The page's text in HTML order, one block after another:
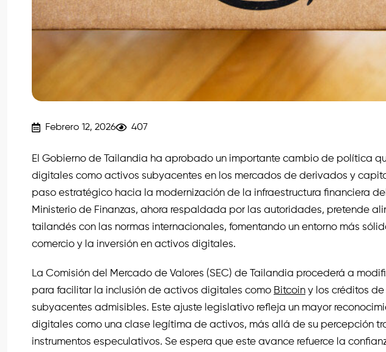
Febrero 12, 2026 407
El Gobierno de Tailandia ha aprobado un importante cambio de política
digitales como activos subyacentes en los mercados de derivados y
paso estratégico hacia la modernización de la infraestructura financiera
Ministerio de Finanzas, ahora respaldada por las autoridades, pretende
tailandés con las normas internacionales, fomentando un entorno más
comercio y la inversión en activos digitales.
La Comisión del Mercado de Valores (SEC) de Tailandia procederá a
para facilitar la inclusión de activos digitales como Bitcoin y los créditos
subyacentes admisibles. Este ajuste legislativo refleja un mayor
digitales como una clase legítima de activos, más allá de su percepción
instrumentos especulativos. Se espera que este avance refuerce la